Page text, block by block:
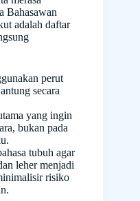
Bahasawan
adalah daftar
perut
secara
yang ingin
bukan pada
tubuh agar
leher menjadi
risiko